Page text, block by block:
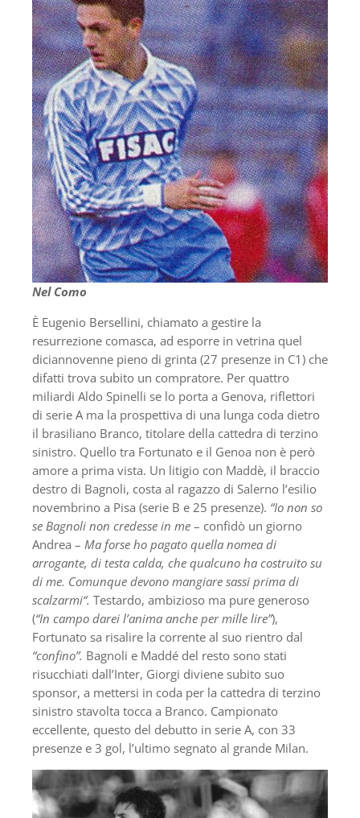
Nel Como
È Eugenio Bersellini, chiamato a gestire la
resurrezione comasca, ad esporre in vetrina quel
diciannovenne pieno di grinta (27 presenze in C1) che
difatti trova subito un compratore. Per quattro
miliardi Aldo Spinelli se lo porta a Genova, riflettori
di serie A ma la prospettiva di una lunga coda dietro
il brasiliano Branco, titolare della cattedra di terzino
sinistro. Quello tra Fortunato e il Genoa non è però
amore a prima vista. Un litigio con Maddè, il braccio
destro di Bagnoli, costa al ragazzo di Salerno l’esilio
novembrino a Pisa (serie B e 25 presenze). “Io non so
se Bagnoli non credesse in me – confidò un giorno
Andrea – Ma forse ho pagato quella nomea di
arrogante, di testa calda, che qualcuno ha costruito su
di me. Comunque devono mangiare sassi prima di
scalzarmi“. Testardo, ambizioso ma pure generoso
(“In campo darei l’anima anche per mille lire”),
Fortunato sa risalire la corrente al suo rientro dal
“confino”. Bagnoli e Maddé del resto sono stati
risucchiati dall’Inter, Giorgi diviene subito suo
sponsor, a mettersi in coda per la cattedra di terzino
sinistro stavolta tocca a Branco. Campionato
eccellente, questo del debutto in serie A, con 33
presenze e 3 gol, l’ultimo segnato al grande Milan.